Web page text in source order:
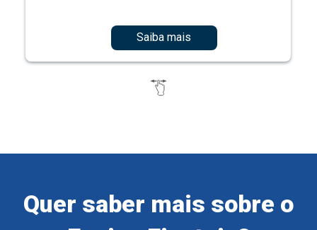
Saiba mais
Quer saber mais sobre o